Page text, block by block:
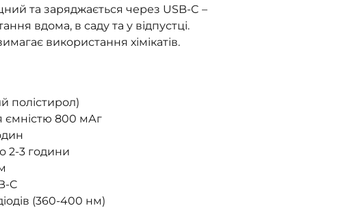
та заряджається через USB-C –
вдома, в саду та у відпустці.
використання хімікатів.
полістирол)
ємністю 800 мАг
2-3 години
C
(360-400 нм)